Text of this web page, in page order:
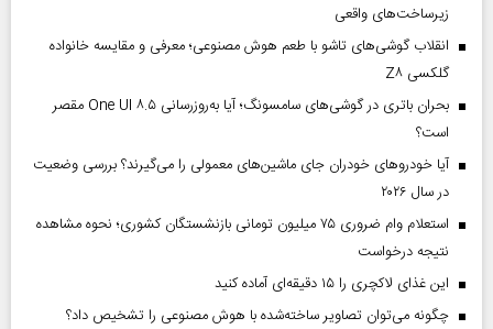
زیرساخت‌های واقعی
انقلاب گوشی‌های تاشو‌ با طعم هوش مصنوعی؛ معرفی و مقایسه خانواده
گلکسی Z۸
بحران باتری در گوشی‌های سامسونگ؛ آیا به‌روزرسانی One UI ۸.۵ مقصر
است؟
آیا خودروهای خودران جای ماشین‌های معمولی را می‌گیرند؟ بررسی وضعیت
در سال ۲۰۲۶
استعلام وام ضروری ۷۵ میلیون تومانی بازنشستگان کشوری؛ نحوه مشاهده
نتیجه درخواست
این غذای لاکچری را ۱۵ دقیقه‌ای آماده کنید
چگونه می‌توان تصاویر ساخته‌شده با هوش مصنوعی را تشخیص داد؟